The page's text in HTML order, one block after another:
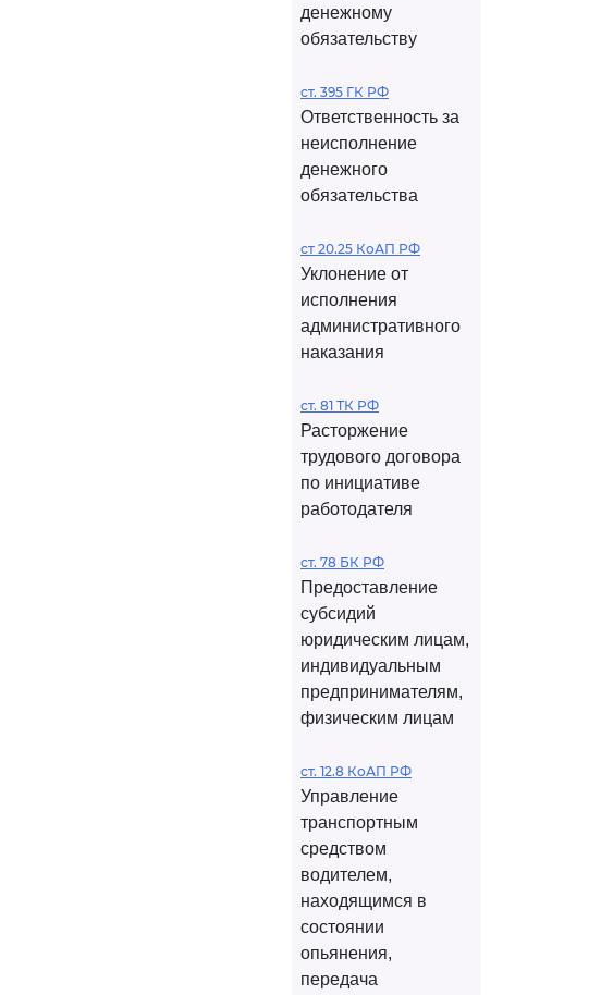
денежному
обязательству
ст. 395 ГК РФ
Ответственность за
неисполнение
денежного
обязательства
ст 20.25 КоАП РФ
Уклонение от
исполнения
административного
наказания
ст. 81 ТК РФ
Расторжение
трудового договора
по инициативе
работодателя
ст. 78 БК РФ
Предоставление
субсидий
юридическим лицам,
индивидуальным
предпринимателям,
физическим лицам
ст. 12.8 КоАП РФ
Управление
транспортным
средством
водителем,
находящимся в
состоянии
опьянения,
передача